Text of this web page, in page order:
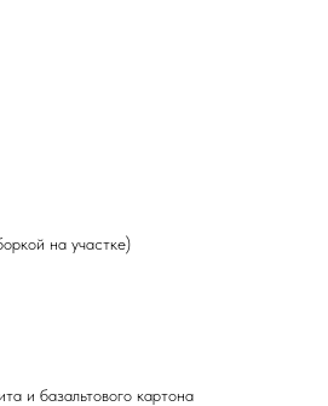
на участке)
и базальтового картона